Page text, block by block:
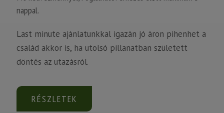
nappal.
Last minute ajánlatunkkal igazán jó áron pihenhet a
család akkor is, ha utolsó pillanatban született
döntés az utazásról.
RÉSZLETEK